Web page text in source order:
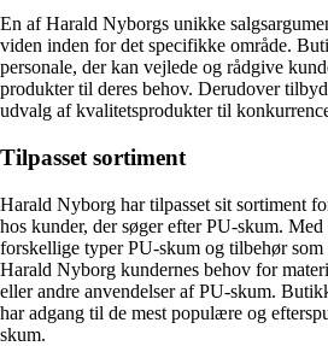
En af Harald Nyborgs unikke
viden inden for det specifikke område.
personale, der kan vejlede og rådgive
produkter til deres behov. Derudover
udvalg af kvalitetsprodukter til
Tilpasset sortiment
Harald Nyborg har tilpasset sit sortiment
hos kunder, der søger efter PU-skum.
forskellige typer PU-skum og tilbehør
Harald Nyborg kundernes behov for
eller andre anvendelser af PU-skum.
har adgang til de mest populære og
skum.